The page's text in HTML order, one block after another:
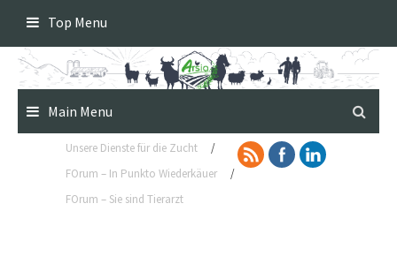
content
Top Menu
Main Menu
Unsere Dienste für die Zucht
/
FOrum – In Punkto Wiederkäuer
/
FOrum – Sie sind Tierarzt